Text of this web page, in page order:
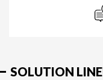
SOLUTION